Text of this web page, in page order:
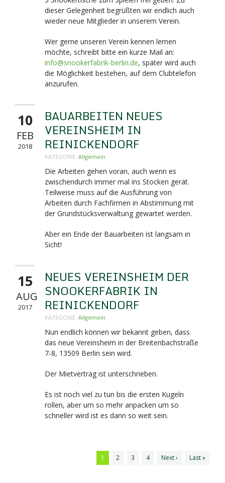
dieser Gelegenheit begrüßten wir endlich auch
wieder neue Mitglieder in unserem Verein.
Wer gerne unseren Verein kennen lernen
möchte, schreibt bitte ein kurze Mail an:
info@snookerfabrik-berlin.de, später wird auch
die Möglichkeit bestehen, auf dem Clubtelefon
anzurufen.
10
FEB
2018
BAUARBEITEN NEUES
VEREINSHEIM IN
REINICKENDORF
KATEGORIE: Allgemein
Die Arbeiten gehen voran, auch wenn es
zwischendurch immer mal ins Stocken gerät.
Teilweise muss auf die Ausführung von
Arbeiten durch Fachfirmen in Abstimmung mit
der Grundstücksverwaltung gewartet werden.
Aber ein Ende der Bauarbeiten ist langsam in
Sicht!
15
AUG
2017
NEUES VEREINSHEIM DER
SNOOKERFABRIK IN
REINICKENDORF
KATEGORIE: Allgemein
Nun endlich können wir bekannt geben, dass
das neue Vereinsheim in der Breitenbachstraße
7-8, 13509 Berlin sein wird.
Der Mietvertrag ist unterschrieben.
Es ist noch viel zu tun bis die ersten Kugeln
rollen, aber um so mehr anpacken um so
schneller wird ist es dann so weit sein.
1 2 3 4 Next › Last »